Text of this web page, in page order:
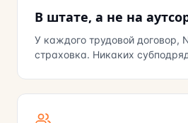
В штате, а не на
У каждого трудовой договор,
страховка. Никаких